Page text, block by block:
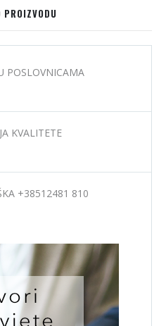
PROIZVODU
POSLOVNICAMA
KVALITETE
+38512481 810